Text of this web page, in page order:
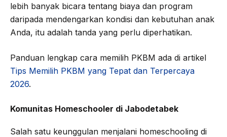
lebih banyak bicara tentang biaya dan program
daripada mendengarkan kondisi dan kebutuhan anak
Anda, itu adalah tanda yang perlu diperhatikan.
Panduan lengkap cara memilih PKBM ada di artikel
Tips Memilih PKBM yang Tepat dan Terpercaya
2026.
Komunitas Homeschooler di Jabodetabek
Salah satu keunggulan menjalani homeschooling di